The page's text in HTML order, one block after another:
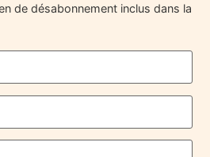
de désabonnement inclus dans la